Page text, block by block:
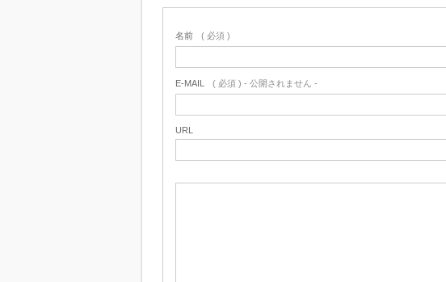
名前 ( 必須 )
E-MAIL ( 必須 ) - 公開されません -
URL